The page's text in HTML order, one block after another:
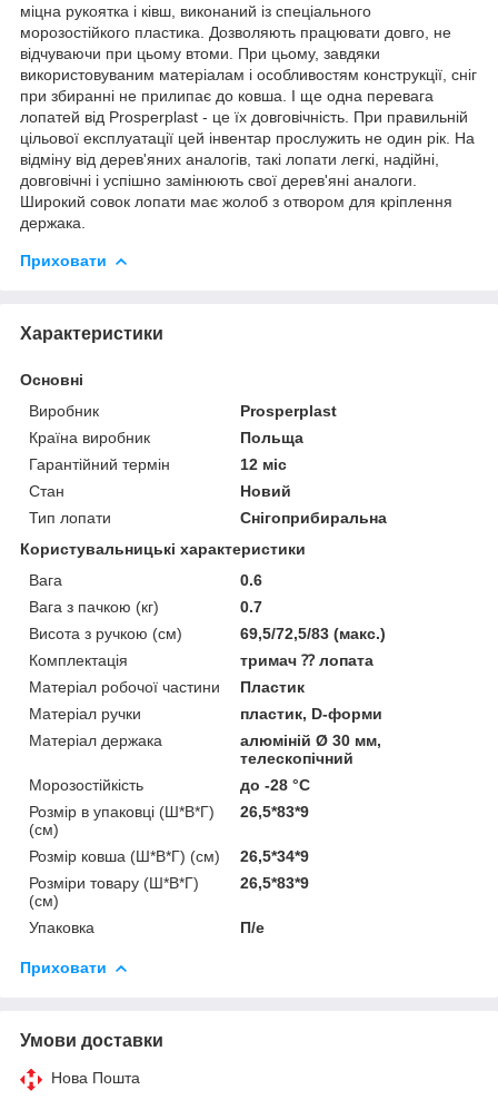
міцна рукоятка і ківш, виконаний із спеціального
морозостійкого пластика. Дозволяють працювати довго, не
відчуваючи при цьому втоми. При цьому, завдяки
використовуваним матеріалам і особливостям конструкції, сніг
при збиранні не прилипає до ковша. І ще одна перевага
лопатей від Prosperplast - це їх довговічність. При правильній
цільової експлуатації цей інвентар прослужить не один рік. На
відміну від дерев'яних аналогів, такі лопати легкі, надійні,
довговічні і успішно замінюють свої дерев'яні аналоги.
Широкий совок лопати має жолоб з отвором для кріплення
держака.
Приховати
Характеристики
Основні
Виробник
Prosperplast
Країна виробник
Польща
Гарантійний термін
12 міс
Стан
Новий
Тип лопати
Снігоприбиральна
Користувальницькі характеристики
Вага
0.6
Вага з пачкою (кг)
0.7
Висота з ручкою (см)
69,5/72,5/83 (макс.)
Комплектація
тримач ⁇ лопата
Матеріал робочої частини
Пластик
Матеріал ручки
пластик, D-форми
Матеріал держака
алюміній Ø 30 мм,
телескопічний
Морозостійкість
до -28 °C
Розмір в упаковці (Ш*В*Г)
(см)
26,5*83*9
Розмір ковша (Ш*В*Г) (см)
26,5*34*9
Розміри товару (Ш*В*Г)
(см)
26,5*83*9
Упаковка П/е
Приховати
Умови доставки
Нова Пошта